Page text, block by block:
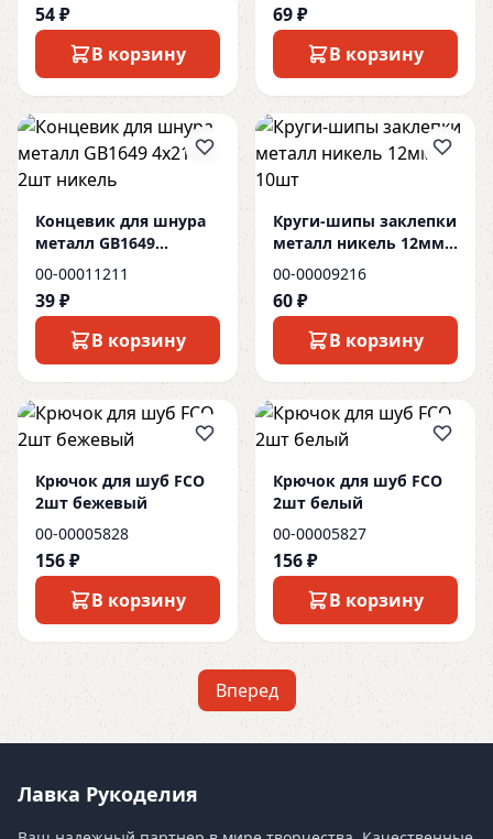
54 ₽
В корзину
69 ₽
В корзину
Концевик для шнура
металл GB1649
4х21мм 2шт никель
00-00011211
39 ₽
В корзину
Круги-шипы заклепки
металл никель 12мм
10шт
00-00009216
60 ₽
В корзину
Крючок для шуб FCO
2шт бежевый
00-00005828
156 ₽
В корзину
Крючок для шуб FCO
2шт белый
00-00005827
156 ₽
В корзину
Вперед
Лавка Рукоделия